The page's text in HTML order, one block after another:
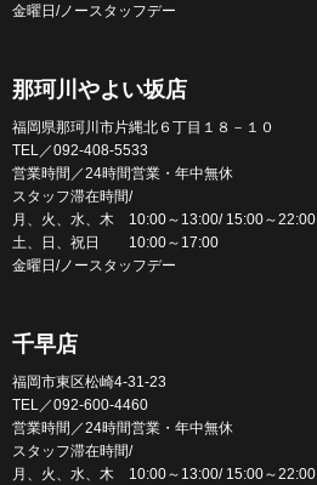
金曜日/ノースタッフデー
那珂川やよい坂店
福岡県那珂川市片縄北６丁目１８－１０
TEL／092-408-5533
営業時間／24時間営業・年中無休
スタッフ滞在時間/
月、火、水、木 10:00～13:00/ 15:00～22:00
土、日、祝日 10:00～17:00
金曜日/ノースタッフデー
千早店
福岡市東区松崎4-31-23
TEL／092-600-4460
営業時間／24時間営業・年中無休
スタッフ滞在時間/
月、火、水、木 10:00～13:00/ 15:00～22:00